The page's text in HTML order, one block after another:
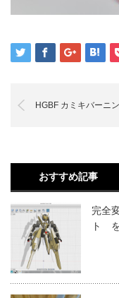
HGBF カミキバーニ
おすすめ記事
完全
ト